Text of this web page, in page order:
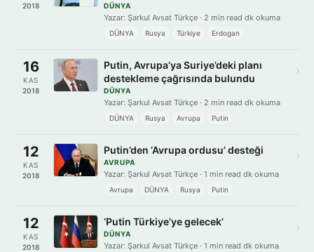
2018
DÜNYA
Yazar: Şarkul Avsat Türkçe · 2 min read dk okuma
DÜNYA Rusya Türkiye Erdogan
16
KAS
2018
Putin, Avrupa’ya Suriye’deki planı
destekleme çağrısında bulundu
DÜNYA
Yazar: Şarkul Avsat Türkçe · 2 min read dk okuma
DÜNYA Rusya Avrupa Putin
›
12
KAS
2018
Putin’den ‘Avrupa ordusu’ desteği
AVRUPA
Yazar: Şarkul Avsat Türkçe · 1 min read dk okuma
Avrupa DÜNYA Rusya Putin
›
12
KAS
2018
‘Putin Türkiye’ye gelecek’
DÜNYA
Yazar: Şarkul Avsat Türkçe · 1 min read dk okuma
›